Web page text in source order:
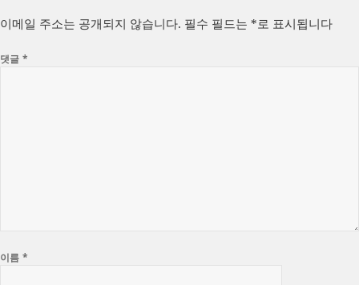
이메일 주소는 공개되지 않습니다. 필수 필드는 *로 표시됩니다
댓글*
이름*